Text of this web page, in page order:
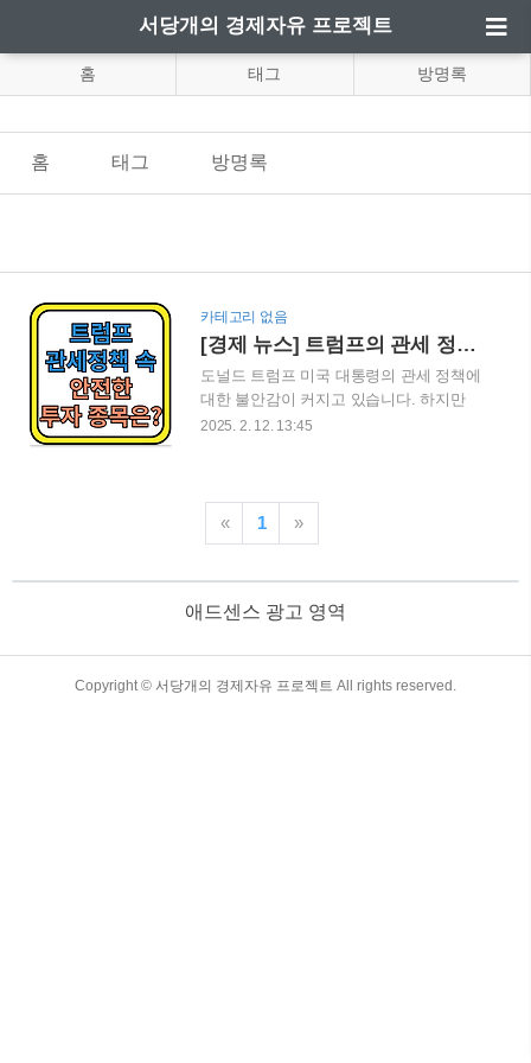
서당개의 경제자유 프로젝트
홈 태그 방명록
홈 태그 방명록
카테고리 없음
[경제 뉴스] 트럼프의 관세 정책 속 주목해야 할 투자 종목
도널드 트럼프 미국 대통령의 관세 정책에
대한 불안감이 커지고 있습니다. 하지만
무역 전쟁의 영향을 받지 않는 종목을 잘
먼트와 소프트웨어 업종을 분석하고 전망
을 살펴보겠습니다. 목차 트럼프의 관
프 미국 대통령이 지난 10일 철강과 알루
다. 또한 자동차, 반도체, 의약품 등에 대한
추가 관세 부과를 검토하고 있는 것으로
2025. 2. 12. 13:45
« 1 »
애드센스 광고 영역
Copyright © 서당개의 경제자유 프로젝트 All rights reserved.
TistoryWhaleSkin3.4